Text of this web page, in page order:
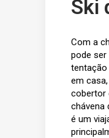
Ski
Com a
pode
tentação
em
cobertor
chávena
é um